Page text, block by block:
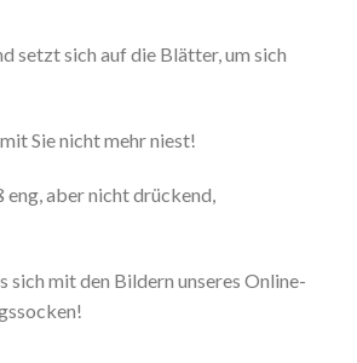
setzt sich auf die Blätter, um sich
Sie nicht mehr niest!
eng, aber nicht drückend,
sich mit den Bildern unseres Online-